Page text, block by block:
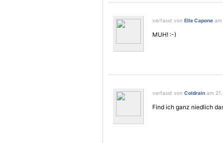
verfasst von Elle Capone am
MUH! :-)
verfasst von Coldrain am
Find ich ganz niedlich